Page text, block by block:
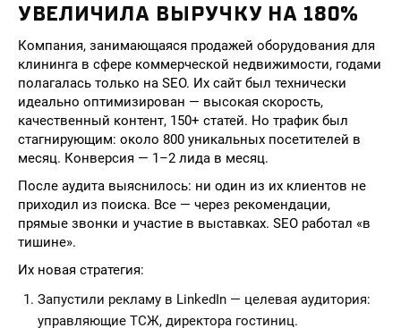
УВЕЛИЧИЛА ВЫРУЧКУ НА 180%
Компания, занимающаяся продажей оборудования для
клининга в сфере коммерческой недвижимости, годами
полагалась только на SEO. Их сайт был технически
идеально оптимизирован — высокая скорость,
качественный контент, 150+ статей. Но трафик был
стагнирующим: около 800 уникальных посетителей в
месяц. Конверсия — 1–2 лида в месяц.
После аудита выяснилось: ни один из их клиентов не
приходил из поиска. Все — через рекомендации,
прямые звонки и участие в выставках. SEO работал «в
тишине».
Их новая стратегия:
Запустили рекламу в LinkedIn — целевая аудитория:
управляющие ТСЖ, директора гостиниц.